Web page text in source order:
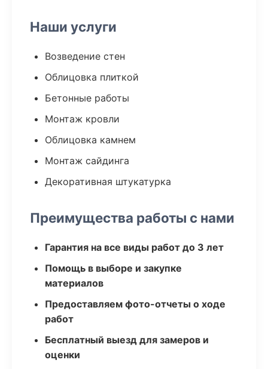
Наши услуги
Возведение стен
Облицовка плиткой
Бетонные работы
Монтаж кровли
Облицовка камнем
Монтаж сайдинга
Декоративная штукатурка
Преимущества работы с нами
Гарантия на все виды работ до 3 лет
Помощь в выборе и закупке
материалов
Предоставляем фото-отчеты о ходе
работ
Бесплатный выезд для замеров и
оценки